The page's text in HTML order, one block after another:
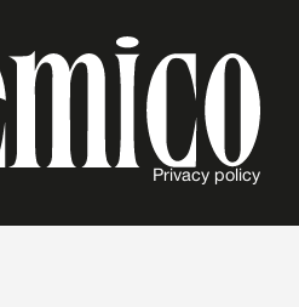
Privacy policy